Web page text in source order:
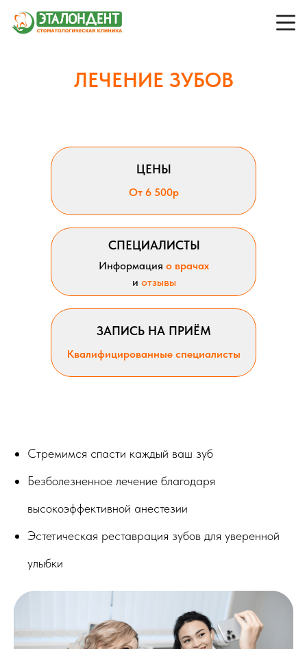
ЛЕЧЕНИЕ ЗУБОВ
Квалифицированные специалисты
ЦЕНЫ
СПЕЦИАЛИСТЫ
Информация о врачах
От 6 500р
ЗАПИСЬ НА ПРИЁМ
и отзывы
Стремимся спасти каждый ваш зуб
Безболезненное лечение благодаря
высокоэффективной анестезии
Эстетическая реставрация зубов для уверенной
улыбки